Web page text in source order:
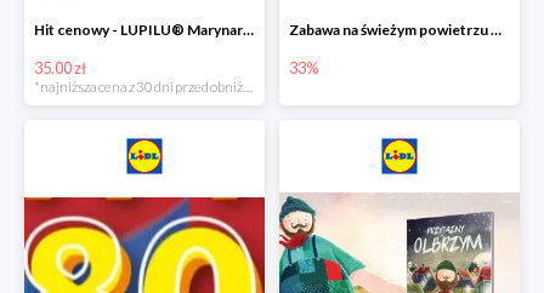
Hit cenowy - LUPILU® Marynarka chłopięca
35.00 zł
Zabawa na świeżym powietrzu w Lidlu do -33%
33%